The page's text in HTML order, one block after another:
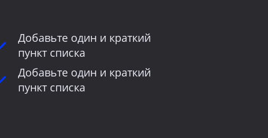
Добавьте один и краткий
пункт списка
Добавьте один и краткий
пункт списка